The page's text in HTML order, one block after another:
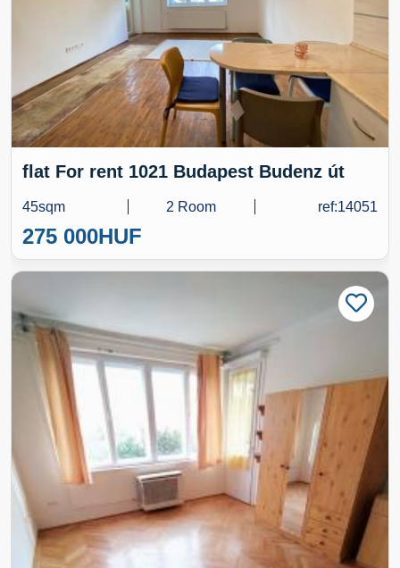
flat For rent 1021 Budapest Budenz út
45sqm 2 Room ref:14051
275 000HUF